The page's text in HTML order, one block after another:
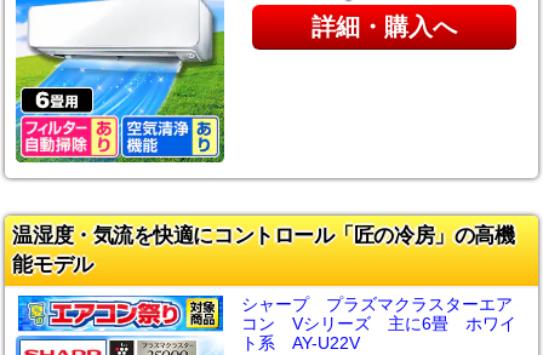
詳細・購入へ
温湿度・気流を快適にコントロール「匠の冷房」の高機
能モデル
シャープ プラズマクラスターエア
コン Vシリーズ 主に6畳 ホワイ
ト系 AY-U22V